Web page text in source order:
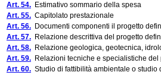
Art. 54. Estimativo sommario della spesa
Art. 55. Capitolato prestazionale
Art. 56. Documenti componenti il progetto
Art. 57. Relazione descrittiva del progetto
Art. 58. Relazione geologica, geotecnica,
Art. 59. Relazioni tecniche e specialistiche del
Art. 60. Studio di fattibilità ambientale o studio